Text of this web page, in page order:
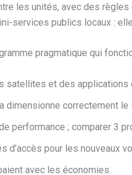
les unités, avec des
services publics locaux :
pragmatique qui
satellites et des applications
dimensionne correctement le
performance ; comparer 3
d’accès pour les nouveaux
avec les économies.